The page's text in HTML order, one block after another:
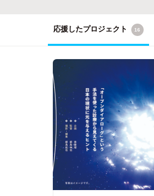
応援したプロジェクト 16